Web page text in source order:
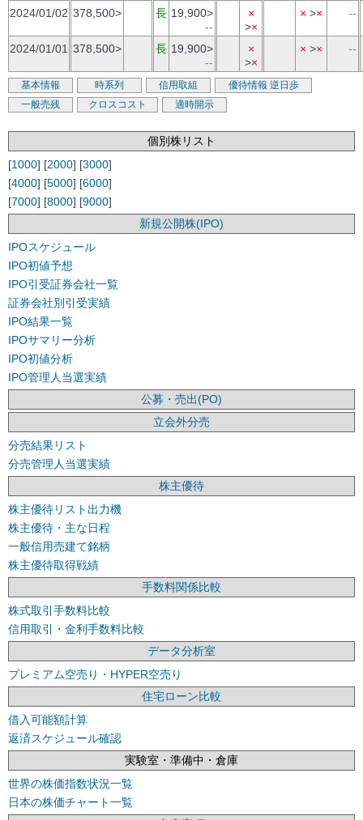
2024/01/02 378,500> 長 19,900>
--
×
>×
× >× --
2024/01/01 378,500> 長 19,900>
--
×
>×
× >× --
基本情報 時系列 信用取組 優待情報 逆日歩
一般売残
クロスコスト 適時開示
個別株リスト
[1000] [2000] [3000]
[4000] [5000] [6000]
[7000] [8000] [9000]
新規公開株(IPO)
IPOスケジュール
IPO初値予想
IPO引受証券会社一覧
証券会社別引受実績
IPO結果一覧
IPOサマリー分析
IPO初値分析
IPO管理人当選実績
公募・売出(PO)
立会外分売
分売結果リスト
分売管理人当選実績
株主優待
株主優待リスト出力機
株主優待・主な日程
一般信用売建て銘柄
株主優待取得戦績
手数料関係比較
株式取引手数料比較
信用取引・金利手数料比較
データ分析室
プレミアム空売り・HYPER空売り
住宅ローン比較
借入可能額計算
返済スケジュール確認
実験室・準備中・倉庫
世界の株価指数状況一覧
日本の株価チャート一覧